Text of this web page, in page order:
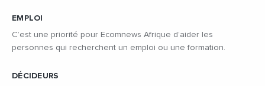
EMPLOI
C’est une priorité pour Ecomnews Afrique d’aider les
personnes qui recherchent un emploi ou une formation.
DÉCIDEURS